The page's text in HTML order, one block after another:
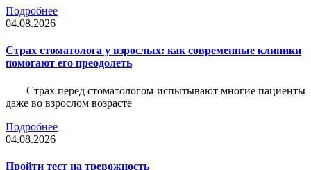
Подробнее
04.08.2026
Страх стоматолога у взрослых: как современные клиники
помогают его преодолеть
Страх перед стоматологом испытывают многие пациенты
даже во взрослом возрасте
Подробнее
04.08.2026
Пройти тест на тревожность